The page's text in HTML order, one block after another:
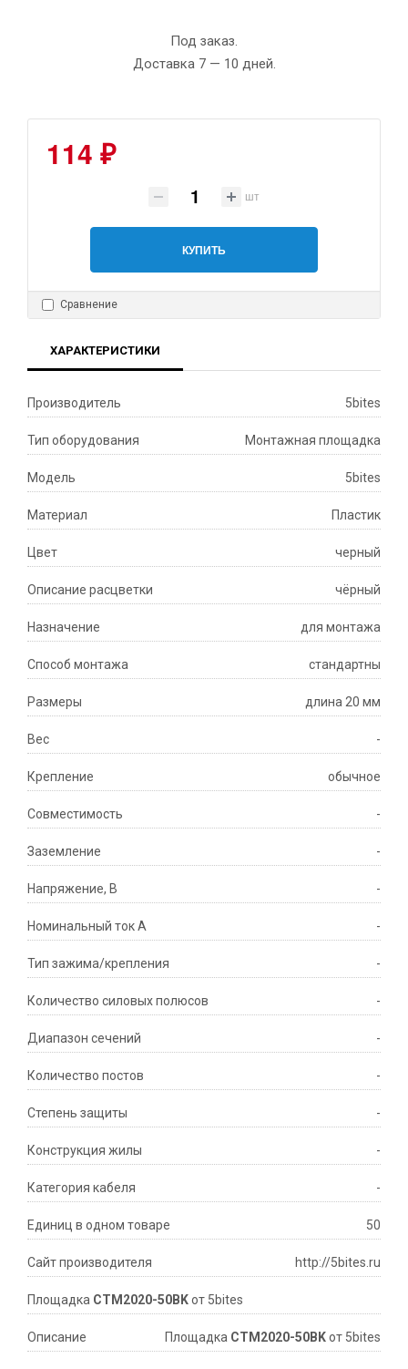
Под заказ.
Доставка 7 — 10 дней.
114 ₽
шт
КУПИТЬ
Сравнение
ХАРАКТЕРИСТИКИ
Производитель 5bites
Тип оборудования Монтажная площадка
Модель 5bites
Материал Пластик
Цвет черный
Описание расцветки чёрный
Назначение для монтажа
Способ монтажа стандартны
Размеры длина 20 мм
Вес -
Крепление обычное
Совместимость -
Заземление -
Напряжение, B -
Номинальный ток А -
Тип зажима/крепления -
Количество силовых полюсов -
Диапазон сечений -
Количество постов -
Степень защиты -
Конструкция жилы -
Категория кабеля -
Единиц в одном товаре 50
Сайт производителя http://5bites.ru
Площадка CTM2020-50BKот 5bites
Описание Площадка CTM2020-50BKот 5bites